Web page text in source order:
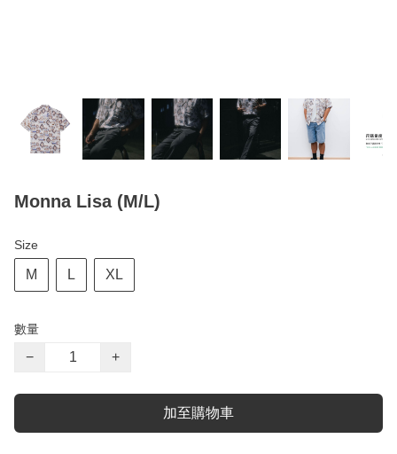
Monna Lisa (M/L)
Size
M L XL
數量
− +
加至購物車